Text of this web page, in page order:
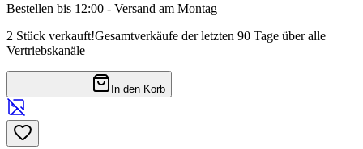
Bestellen bis 12:00 - Versand am Montag
2 Stück verkauft!Gesamtverkäufe der letzten 90 Tage über alle
Vertriebskanäle
In den Korb